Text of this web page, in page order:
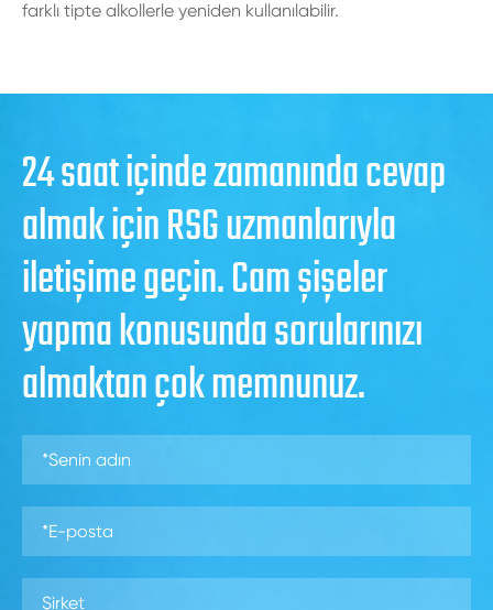
farklı tipte alkollerle yeniden kullanılabilir.
24 saat içinde zamanında cevap
almak için RSG uzmanlarıyla
iletişime geçin. Cam şişeler
yapma konusunda sorularınızı
almaktan çok memnunuz.